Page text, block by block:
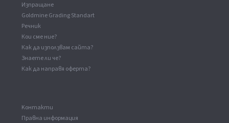
Изпращане
Goldmine Grading Standart
Речник
Кои сме ние?
Как да използвам сайта?
Знаете ли че?
Как да направя оферта?
Kонтакти
Правна информация